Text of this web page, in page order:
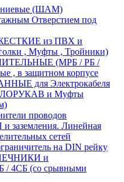
(ШАМ)
Отверстием под
из ПВХ и
, Муфты , Тройники)
(МРБ / РБ /
, в защитном корпусе
для Электрокабеля
и Муфты
проводов
Линейная
сетей
на DIN рейку
и
4СБ (со срывными